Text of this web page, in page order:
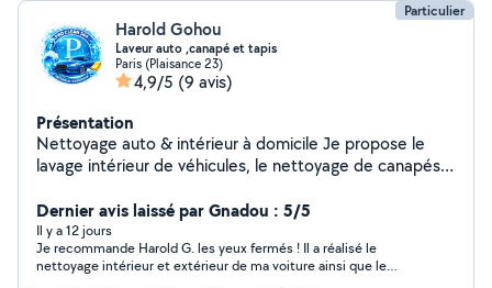
Particulier
Harold Gohou
Laveur auto ,canapé et tapis
Paris (Plaisance 23)
4,9/5 (9 avis)
Présentation
Nettoyage auto & intérieur à domicile Je propose le
lavage intérieur de véhicules, le nettoyage de canapés,
propre et soigné Produits adaptés & respectueux
Dernier avis laissé par Gnadou : 5/5
Il y a 12 jours
Je recommande Harold G. les yeux fermés ! Il a réalisé le
nettoyage intérieur et extérieur de ma voiture ainsi que le